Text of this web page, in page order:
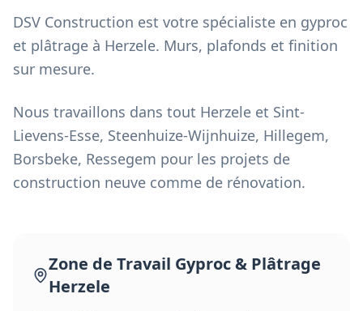
DSV Construction est votre spécialiste en gyproc
et plâtrage à Herzele. Murs, plafonds et finition
sur mesure.
Nous travaillons dans tout Herzele et Sint-
Lievens-Esse, Steenhuize-Wijnhuize, Hillegem,
Borsbeke, Ressegem pour les projets de
construction neuve comme de rénovation.
Zone de Travail Gyproc & Plâtrage
Herzele